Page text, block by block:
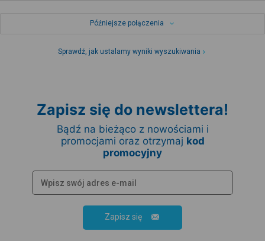
Późniejsze połączenia
Sprawdź, jak ustalamy wyniki wyszukiwania
Zapisz się do newslettera!
Bądź na bieżąco z nowościami i
promocjami oraz otrzymaj kod
promocyjny
Zapisz się